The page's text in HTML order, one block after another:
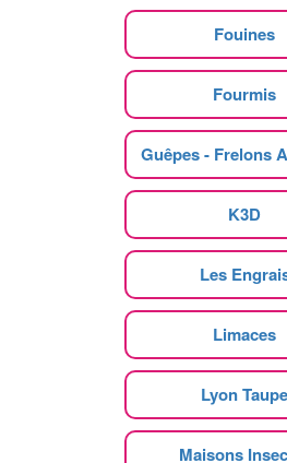
Fouines
Fourmis
Guêpes - Frelons
K3D
Les
Limaces
Lyon Taupe
Maisons